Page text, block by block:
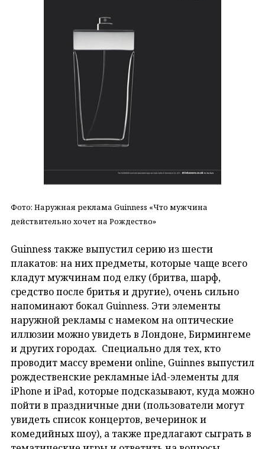
Фото: Наружная реклама Guinness «Что мужчина
действительно хочет на Рождество»
Guinness также выпустил серию из шести
плакатов: на них предметы, которые чаще всего
кладут мужчинам под елку (бритва, шарф,
средство после бритья и другие), очень сильно
напоминают бокал Guinness. Эти элементы
наружной рекламы с намеком на оптические
иллюзии можно увидеть в Лондоне, Бирмингеме
и других городах. Специально для тех, кто
проводит массу времени online, Guinnes выпустил
рождественские рекламные iAd-элементы для
iPhone и iPad, которые подсказывают, куда можно
пойти в праздничные дни (пользователи могут
увидеть список концертов, вечеринок и
комедийных шоу), а также предлагают сыграть в